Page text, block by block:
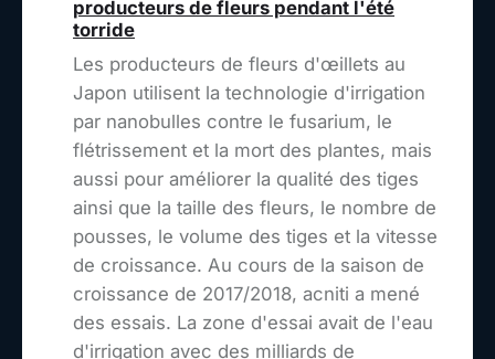
producteurs de fleurs pendant l'été
torride
Les producteurs de fleurs d'œillets au
Japon utilisent la technologie d'irrigation
par nanobulles contre le fusarium, le
flétrissement et la mort des plantes, mais
aussi pour améliorer la qualité des tiges
ainsi que la taille des fleurs, le nombre de
pousses, le volume des tiges et la vitesse
de croissance. Au cours de la saison de
croissance de 2017/2018, acniti a mené
des essais. La zone d'essai avait de l'eau
d'irrigation avec des milliards de